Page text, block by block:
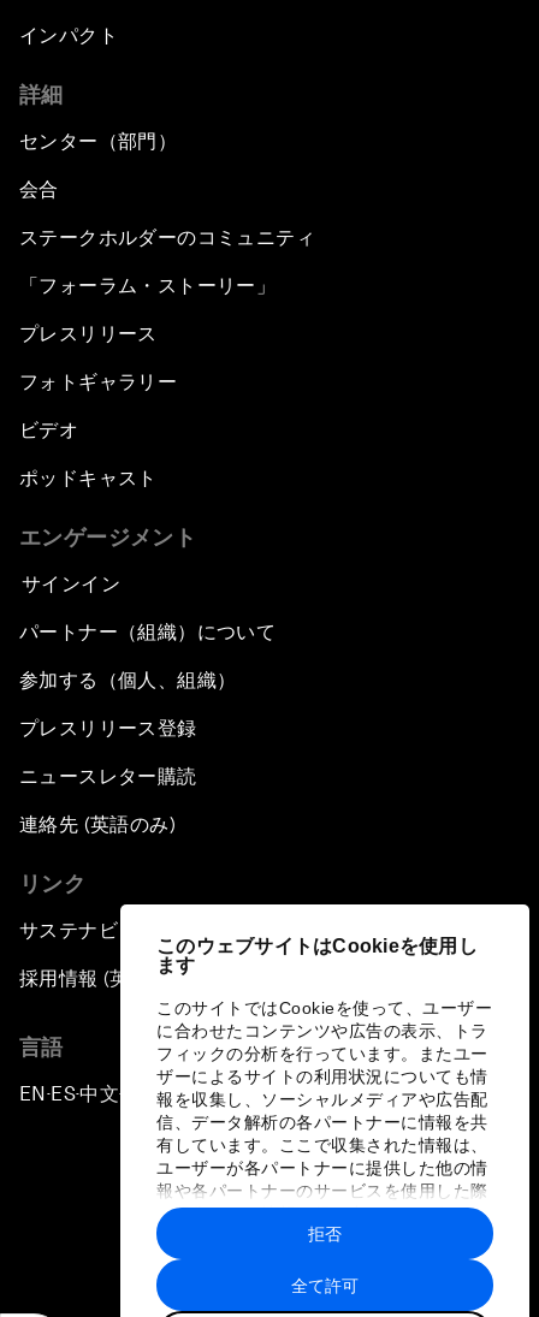
このウェブサイトはCookieを使用し
ます
このサイトではCookieを使って、ユーザー
に合わせたコンテンツや広告の表示、トラ
フィックの分析を行っています。またユー
ザーによるサイトの利用状況についても情
報を収集し、ソーシャルメディアや広告配
信、データ解析の各パートナーに情報を共
有しています。ここで収集された情報は、
ユーザーが各パートナーに提供した他の情
報や各パートナーのサービスを使用した際
に収集された情報と組み合わされ、各パー
トナーによって使用されることがありま
す。
全て許可
拒否
インパクト
詳細
センター（部門）
会合
ステークホルダーのコミュニティ
「フォーラム・ストーリー」
プレスリリース
フォトギャラリー
ビデオ
ポッドキャスト
エンゲージメント
サインイン
パートナー（組織）について
参加する（個人、組織）
プレスリリース登録
ニュースレター購読
連絡先 (英語のみ)
リンク
サステナビリティへの取り組み
採用情報 (英語のみ)
言語
EN ▪ES▪中文▪ 日本語
プライバシーポリシーと利用規約
サイトマップ